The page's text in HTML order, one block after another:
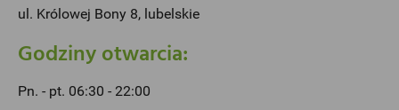
ul. Królowej Bony 8, lubelskie
Godziny otwarcia:
Pn. - pt. 06:30 - 22:00